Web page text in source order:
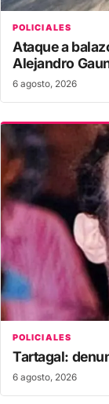
POLICIALES
Ataque a
Alejandro
6 agosto, 2026
POLICIALES
Tartagal:
6 agosto, 2026